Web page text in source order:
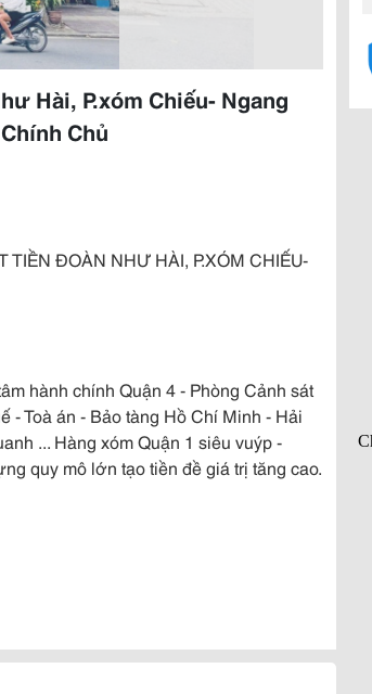
Hài, P.xóm Chiếu- Ngang
Chủ
TIỀN ĐOÀN NHƯ HÀI, P.XÓM CHIẾU-
hành chính Quận 4 - Phòng Cảnh sát
- Toà án - Bảo tàng Hồ Chí Minh - Hải
... Hàng xóm Quận 1 siêu vuýp -
quy mô lớn tạo tiền đề giá trị tăng cao.